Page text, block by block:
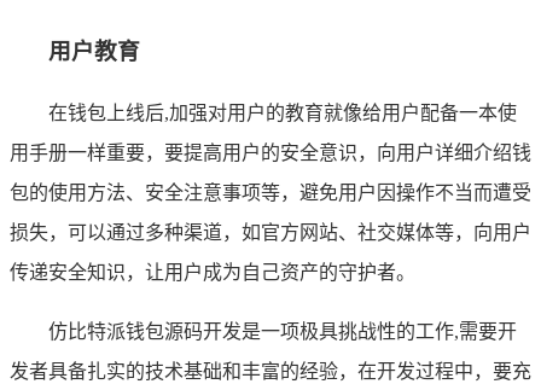
用户教育
在钱包上线后,加强对用户的教育就像给用户配备一本使
用手册一样重要，要提高用户的安全意识，向用户详细介绍钱
包的使用方法、安全注意事项等，避免用户因操作不当而遭受
损失，可以通过多种渠道，如官方网站、社交媒体等，向用户
传递安全知识，让用户成为自己资产的守护者。
仿比特派钱包源码开发是一项极具挑战性的工作,需要开
发者具备扎实的技术基础和丰富的经验，在开发过程中，要充